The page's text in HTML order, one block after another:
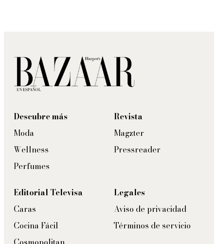
Descubre más
Moda
Wellness
Perfumes
Revista
Magzter
Pressreader
Editorial Televisa
Caras
Cocina Fácil
Legales
Aviso de privacidad
Términos de servicio